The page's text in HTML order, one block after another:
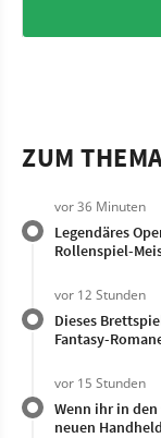
ZUM
vor 36 Minuten
Legendäres
Rollenspiel-
vor 12 Stunden
Dieses
Fantasy-
vor 15 Stunden
Wenn ihr in
neuen